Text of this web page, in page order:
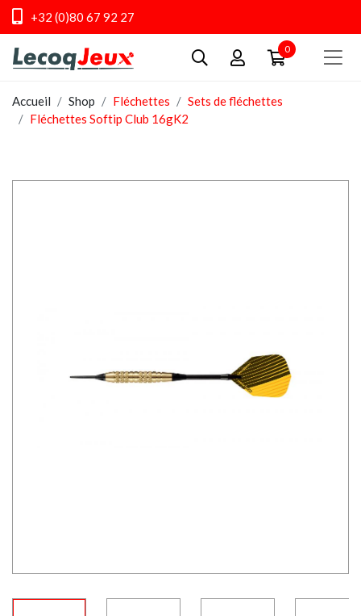
+32 (0)80 67 92 27
0
Accueil Shop Fléchettes
Sets de fléchettes
Fléchettes Softip Club 16gK2